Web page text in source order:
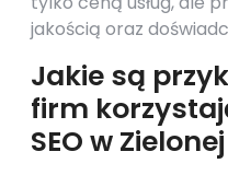
jakością oraz
Jakie są
firm
SEO w